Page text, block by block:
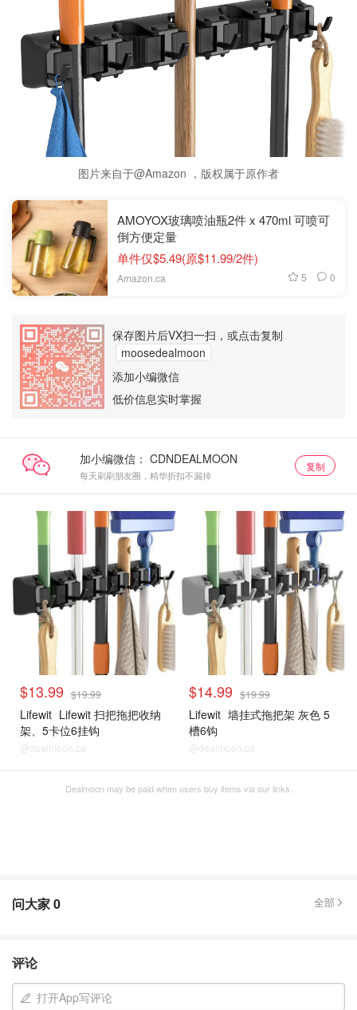
图片来自于@Amazon ，版权属于原作者
AMOYOX玻璃喷油瓶2件 x 470ml 可喷可
倒方便定量
单件仅$5.49(原$11.99/2件)
Amazon.ca 5 0
保存图片后VX扫一扫，或点击复制
moosedealmoon
添加小编微信
低价信息实时掌握
加小编微信：
每天刷刷朋友圈，精华折扣不漏掉
复制
$13.99 $19.99
Lifewit Lifewit 扫把拖把收纳
架、5卡位6挂钩
@dealmoon.ca
$14.99 $19.99
Lifewit 墙挂式拖把架 灰色 5
槽6钩
@dealmoon.ca
Dealmoon may be paid when users buy items via our links.
问大家0 全部
评论
打开App写评论